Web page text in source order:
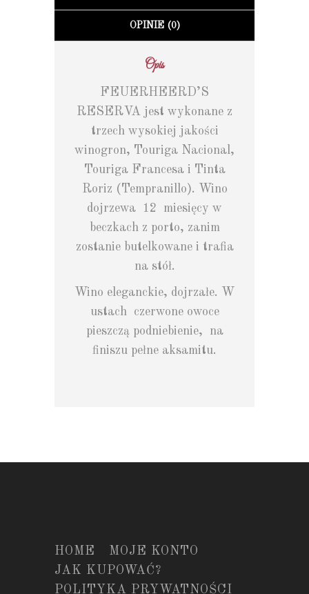
OPINIE (0)
Opis
FEUERHEERD’S
RESERVA jest wykonane z
trzech wysokiej jakości
winogron, Touriga Nacional,
Touriga Francesa i Tinta
Roriz (Tempranillo). Wino
dojrzewa 12 miesięcy w
beczkach z porto, zanim
zostanie butelkowane i trafia
na stół.
Wino eleganckie, dojrzałe. W
ustach czerwone owoce
pieszczą podniebienie, na
finiszu pełne aksamitu.
HOME
MOJE KONTO
JAK KUPOWAĆ?
POLITYKA PRYWATNOŚCI